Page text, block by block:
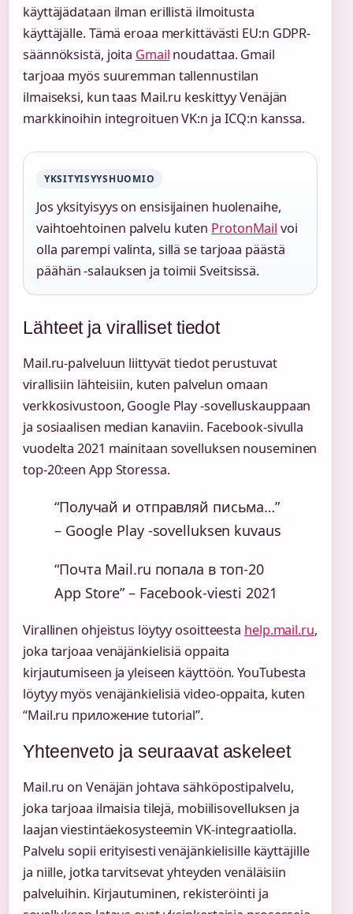
käyttäjädataan ilman erillistä ilmoitusta
käyttäjälle. Tämä eroaa merkittävästi EU:n GDPR-
säännöksistä, joita Gmail noudattaa. Gmail
tarjoaa myös suuremman tallennustilan
ilmaiseksi, kun taas Mail.ru keskittyy Venäjän
markkinoihin integroituen VK:n ja ICQ:n kanssa.
YKSITYISYYSHUOMIO
Jos yksityisyys on ensisijainen huolenaihe,
vaihtoehtoinen palvelu kuten ProtonMail voi
olla parempi valinta, sillä se tarjoaa päästä
päähän -salauksen ja toimii Sveitsissä.
Lähteet ja viralliset tiedot
Mail.ru-palveluun liittyvät tiedot perustuvat
virallisiin lähteisiin, kuten palvelun omaan
verkkosivustoon, Google Play -sovelluskauppaan
ja sosiaalisen median kanaviin. Facebook-sivulla
vuodelta 2021 mainitaan sovelluksen nouseminen
top-20:een App Storessa.
“Получай и отправляй письма…”
– Google Play -sovelluksen kuvaus
“Почта Mail.ru попала в топ-20
App Store” – Facebook-viesti 2021
Virallinen ohjeistus löytyy osoitteesta help.mail.ru,
joka tarjoaa venäjänkielisiä oppaita
kirjautumiseen ja yleiseen käyttöön. YouTubesta
löytyy myös venäjänkielisiä video-oppaita, kuten
“Mail.ru приложение tutorial”.
Yhteenveto ja seuraavat askeleet
Mail.ru on Venäjän johtava sähköpostipalvelu,
joka tarjoaa ilmaisia tilejä, mobiilisovelluksen ja
laajan viestintäekosysteemin VK-integraatiolla.
Palvelu sopii erityisesti venäjänkielisille käyttäjille
ja niille, jotka tarvitsevat yhteyden venäläisiin
palveluihin. Kirjautuminen, rekisteröinti ja